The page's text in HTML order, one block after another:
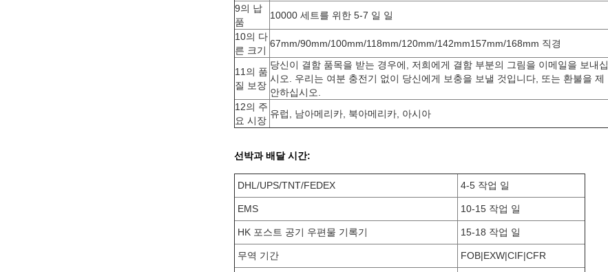
9의 납
품
10000 세트를 위한 5-7 일 일
10의 다
른 크기
67mm/90mm/100mm/118mm/120mm/142mm157mm/168mm 직경
11의 품
질 보장
당신이 결함 품목을 받는 경우에, 저희에게 결함 부분의 그림을 이메일을 보내십
시오. 우리는 여분 충전기 없이 당신에게 보충을 보낼 것입니다, 또는 환불을 제
안하십시오.
12의 주
요 시장
유럽, 남아메리카, 북아메리카, 아시아
선박과 배달 시간:
DHL/UPS/TNT/FEDEX 4-5 작업 일
EMS 10-15 작업 일
HK 포스트 공기 우편물 기록기 15-18 작업 일
무역 기간 FOB|EXW|CIF|CFR